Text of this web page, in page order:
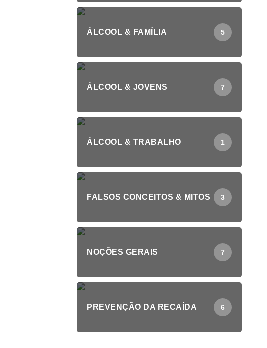
ÁLCOOL & FAMÍLIA 5
ÁLCOOL & JOVENS 7
ÁLCOOL & TRABALHO 1
FALSOS CONCEITOS & MITOS 3
NOÇÕES GERAIS 7
PREVENÇÃO DA RECAÍDA 6